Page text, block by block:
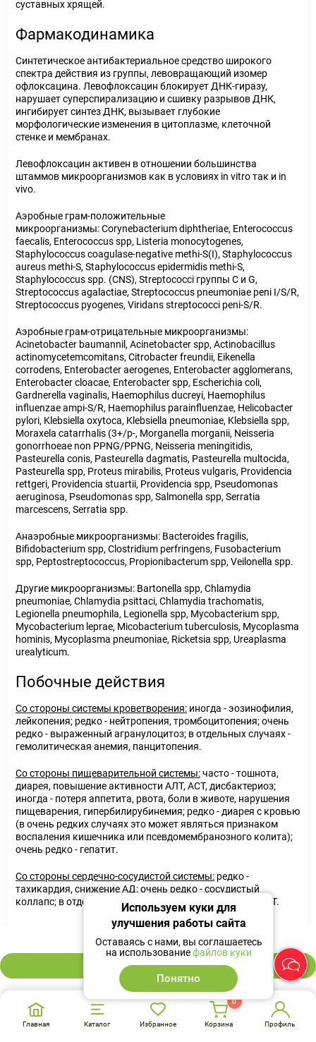
295 ₽
В корзину
суставных хрящей.
Фармакодинамика
Синтетическое антибактериальное средство широкого
спектра действия из группы, левовращающий изомер
офлоксацина. Левофлоксацин блокирует ДНК-гиразу,
нарушает суперспирализацию и сшивку разрывов ДНК,
ингибирует синтез ДНК, вызывает глубокие
морфологические изменения в цитоплазме, клеточной
стенке и мембранах.
Левофлоксацин активен в отношении большинства
штаммов микроорганизмов как в условиях in vitro так и in
vivo.
Аэробные грам-положительные
микроорганизмы: Corynebacterium diphtheriae, Enterococcus
faecalis, Enterococcus spp, Listeria monocytogenes,
Staphylococcus coagulase-negative methi-S(I), Staphylococcus
aureus methi-S, Staphylococcus epidermidis methi-S,
Staphylococcus spp. (CNS), Streptococci группы С и G,
Streptococcus agalactiae, Streptococcus pneumoniae peni I/S/R,
Streptococcus pyogenes, Viridans streptococci peni-S/R.
Аэробные грам-отрицательные микроорганизмы:
Acinetobacter baumannil, Acinetobacter spp, Actinobacillus
actinomycetemcomitans, Citrobacter freundii, Eikenella
corrodens, Enterobacter aerogenes, Enterobacter agglomerans,
Enterobacter cloacae, Enterobacter spp, Escherichia coli,
Gardnerella vaginalis, Haemophilus ducreyi, Haemophilus
influenzae ampi-S/R, Haemophilus parainfluenzae, Helicobacter
pylori, Klebsiella oxytoca, Klebsiella pneumoniae, Klebsiella spp,
Moraxela catarrhalis (3+/p-, Morganella morganii, Neisseria
gonorrhoeae non PPNG/PPNG, Neisseria meningitidis,
Pasteurella conis, Pasteurella dagmatis, Pasteurella multocida,
Pasteurella spp, Proteus mirabilis, Proteus vulgaris, Providencia
rettgeri, Providencia stuartii, Providencia spp, Pseudomonas
aeruginosa, Pseudomonas spp, Salmonella spp, Serratia
marcescens, Serratia spp.
Анаэробные микроорганизмы: Bacteroides fragilis,
Bifidobacterium spp, Clostridium perfringens, Fusobacterium
spp, Peptostreptococcus, Propionibacterum spp, Veilonella spp.
Другие микроорганизмы: Bartonella spp, Chlamydia
pneumoniae, Chlamydia psittaci, Chlamydia trachomatis,
Legionella pneumophila, Legionella spp, Mycobacterium spp,
Mycobacterium leprae, Micobacterium tuberculosis, Mycoplasma
hominis, Mycoplasma pneumoniae, Ricketsia spp, Ureaplasma
urealyticum.
Побочные действия
Со стороны системы кроветворения: иногда - эозинофилия,
лейкопения; редко - нейтропения, тромбоцитопения; очень
редко - выраженный агранулоцитоз; в отдельных случаях -
гемолитическая анемия, панцитопения.
Со стороны пищеварительной системы:часто - тошнота,
диарея, повышение активности АЛТ, ACT, дисбактериоз;
иногда - потеря аппетита, рвота, боли в животе, нарушения
пищеварения, гипербилирубинемия; редко - диарея с кровью
(в очень редких случаях это может являться признаком
воспаления кишечника или псевдомембранозного колита);
очень редко - гепатит.
Со стороны сердечно-сосудистой системы: редко -
тахикардия, снижение АД; очень редко - сосудистый
коллапс; в отдельных случаях - удлинение интервала QT.
Со стороны нервной системы:иногда - головная боль,
головокружение, сонливость, нарушения сна; редко -
парестезии в кистях, дрожь, беспокойство, состояния
страха, приступы судорог и спутанность сознания; очень
редко - психотические реакции типа галлюцинаций и
депрессий, расстройства движений.
Со стороны органов чувств:
очень редко - нарушения зрения
и слуха, обоняния, вкусовой и тактильной
Главная Каталог Избранное Корзина
0
Профиль
Используем куки для
улучшения работы сайта
Оставаясь с нами, вы соглашаетесь
на использованиефайлов куки
Понятно